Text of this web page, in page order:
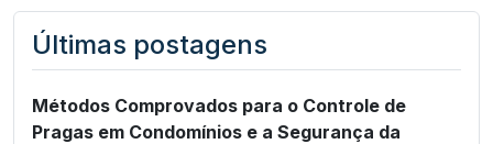
Últimas postagens
Métodos Comprovados para o Controle de
Pragas em Condomínios e a Segurança da